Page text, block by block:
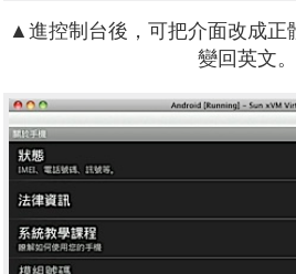
▲進控制台後，可把介面改成正
變回英文。